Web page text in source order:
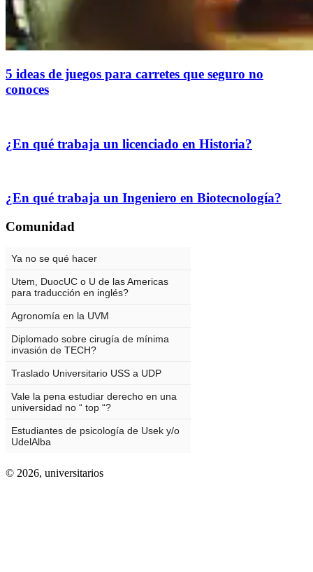
5 ideas de juegos para carretes que seguro no
conoces
¿En qué trabaja un licenciado en Historia?
¿En qué trabaja un Ingeniero en Biotecnología?
Comunidad
© 2026, universitarios